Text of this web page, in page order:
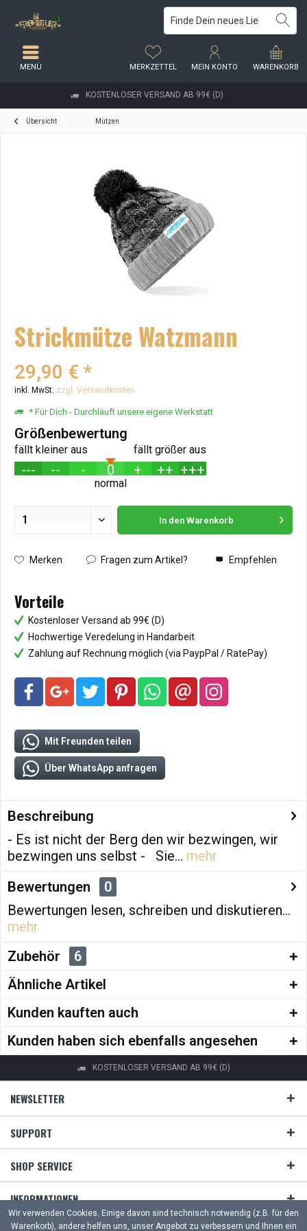
KOSTENLOSER VERSAND AB 99€ (D)
WARENKORB
MERKZETTEL MEIN KONTO
MENÜ
Übersicht Mützen
Strickmütze Watzmann
29,90 € *
inkl. MwSt. zzgl. Versandkosten
* Für Dich - Durchläuft unsere eigene Werkstatt
Größenbewertung
fällt größer aus
fällt kleiner aus
--- -- - 0 + ++ +++
normal
In den Warenkorb
Merken Fragen zum Artikel? Empfehlen
Vorteile
Kostenloser Versand ab 99€ (D)
Hochwertige Veredelung in Handarbeit
Zahlung auf Rechnung möglich (via PaypPal / RatePay)
Mit Freunden teilen
Über WhatsApp anfragen
Beschreibung
- Es ist nicht der Berg den wir bezwingen, wir
bezwingen uns selbst - Sie... mehr
Bewertungen
0
Bewertungen lesen, schreiben und diskutieren...
mehr
Zubehör
6
Ähnliche Artikel
Kunden kauften auch
Kunden haben sich ebenfalls angesehen
KOSTENLOSER VERSAND AB 99€ (D)
NEWSLETTER
SUPPORT
SHOP SERVICE
INFORMATIONEN
Wir verwenden Cookies. Einige davon sind technisch notwendig (z.B. für den
Warenkorb), andere helfen uns, unser Angebot zu verbessern und Ihnen ein